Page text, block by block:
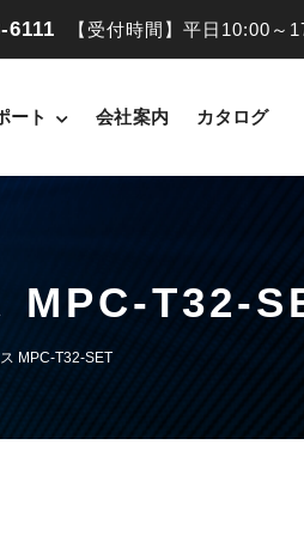
6111 【受付時間】平日10:00～
ート 会社案内 カタログ
MPC-T32-
MPC-T32-SET